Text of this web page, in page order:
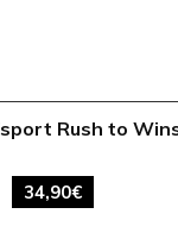
Rush to
34,90€